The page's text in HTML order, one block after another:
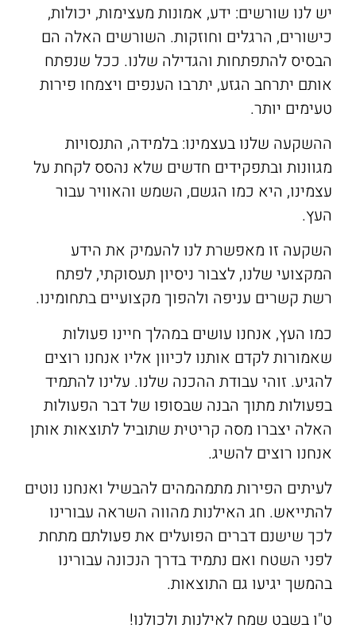
יש לנו שורשים: ידע, אמונות מעצימות, יכולות,
כישורים, הרגלים וחוזקות. השורשים האלה הם
הבסיס להתפתחות והגדילה שלנו. ככל שנפתח
אותם יתרחב הגזע, יתרבו הענפים ויצמחו פירות
טעימים יותר.
ההשקעה שלנו בעצמינו: בלמידה, התנסויות
מגוונות ובתפקידים חדשים שלא נהסס לקחת על
עצמינו, היא כמו הגשם, השמש והאוויר עבור
העץ.
השקעה זו מאפשרת לנו להעמיק את הידע
המקצועי שלנו, לצבור ניסיון תעסוקתי, לפתח
רשת קשרים עניפה ולהפוך מקצועיים בתחומינו.
כמו העץ, אנחנו עושים במהלך חיינו פעולות
שאמורות לקדם אותנו לכיוון אליו אנחנו רוצים
להגיע. זוהי עבודת ההכנה שלנו. עלינו להתמיד
בפעולות מתוך הבנה שבסופו של דבר הפעולות
האלה יצברו מסה קריטית שתוביל לתוצאות אותן
אנחנו רוצים להשיג.
לעיתים הפירות מתמהמהים להבשיל ואנחנו נוטים
להתייאש. חג האילנות מהווה השראה עבורינו
לכך שישנם דברים הפועלים את פעולתם מתחת
לפני השטח ואם נתמיד בדרך הנכונה עבורינו
בהמשך יגיעו גם התוצאות.
ט"ו בשבט שמח לאילנות ולכולנו!